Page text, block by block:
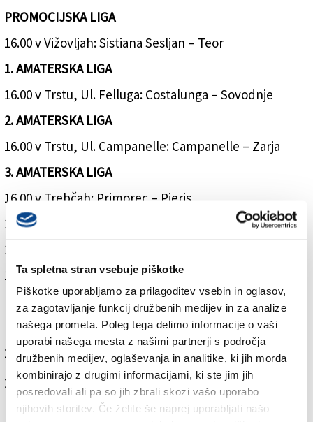
Ta spletna stran vsebuje piškotke
Piškotke uporabljamo za prilagoditev vsebin in oglasov,
za zagotavljanje funkcij družbenih medijev in za analize
našega prometa. Poleg tega delimo informacije o vaši
uporabi našega mesta z našimi partnerji s področja
družbenih medijev, oglaševanja in analitike, ki jih morda
kombinirajo z drugimi informacijami, ki ste jim jih
posredovali ali pa so jih zbrali skozi vašo uporabo
njihovih storitev. Če želite še naprej uporabljati našo
PROMOCIJSKA LIGA
16.00 v Vižovljah: Sistiana Sesljan – Teor
1. AMATERSKA LIGA
16.00 v Trstu, Ul. Felluga: Costalunga – Sovodnje
2. AMATERSKA LIGA
16.00 v Trstu, Ul. Campanelle: Campanelle – Zarja
3. AMATERSKA LIGA
16.00 v Trebčah: Primorec – Pieris
16.00 na Proseku, Rouna: Primorje 1924 – Domio B
16.00 v Gradišču: ISM Gradisca – Mladost
16.00 v Tržiču, Ul. Cosulich: Aris San Polo – Vesna
KOŠARKA
DEŽELNA DIVIZIJA 2
20.30 v Miljah: Interclub – Sokol Franco
Za branje in pisanje komentarjevje potrebna prijava